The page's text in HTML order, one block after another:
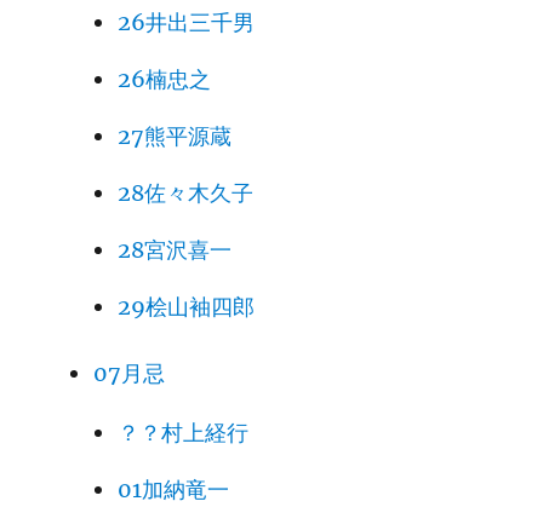
26井出三千男
26楠忠之
27熊平源蔵
28佐々木久子
28宮沢喜一
29桧山袖四郎
07月忌
？？村上経行
01加納竜一